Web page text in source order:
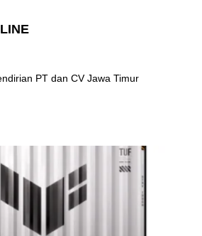
PT dan CV Jawa Timur